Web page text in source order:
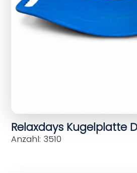
Relaxdays Kugelplatte
Anzahl: 3510